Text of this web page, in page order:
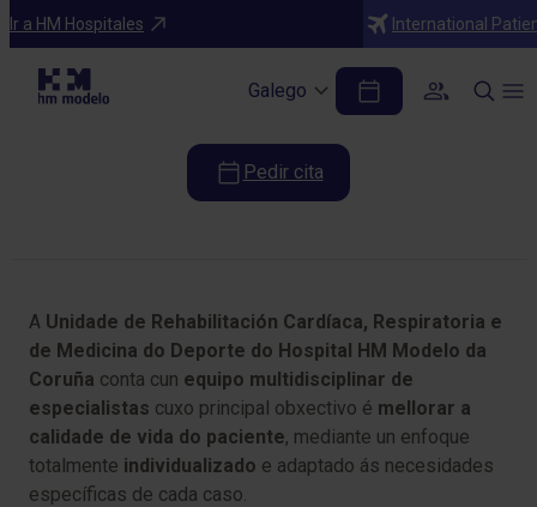
Ir a HM Hospitales International
Galego
Programas médicos
Unidade de Rehabilitación Cardíaca,
Respiratoria e de Medicina do Deporte
Pedir cita
A Unidade de Rehabilitación Cardíaca, Respiratoria e
de Medicina do Deporte do Hospital HM Modelo da
Coruña conta cun equipo multidisciplinar de
especialistas cuxo principal obxectivo é mellorar a
calidade de vida do paciente, mediante un enfoque
totalmente individualizado e adaptado ás necesidades
específicas de cada caso.